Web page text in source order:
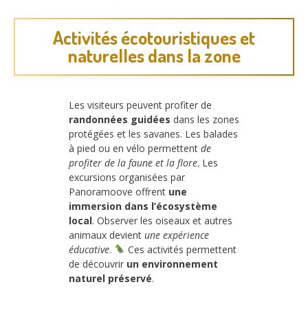
Activités écotouristiques et
naturelles dans la zone
Les visiteurs peuvent profiter de
randonnées guidées dans les zones
protégées et les savanes. Les balades
à pied ou en vélo permettent de
profiter de la faune et la flore. Les
excursions organisées par
Panoramoove offrent une
immersion dans l’écosystème
local. Observer les oiseaux et autres
animaux devient une expérience
éducative.
Ces activités permettent
de découvrir un environnement
naturel préservé.